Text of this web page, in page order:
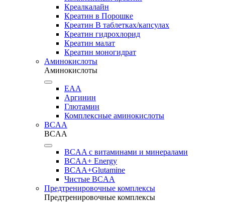
Креалкалайн
Креатин в Порошке
Креатин В таблетках/капсулах
Креатин гидрохлорид
Креатин малат
Креатин моногидрат
Аминокислоты
Аминокислоты
EAA
Аргинин
Глютамин
Комплексные аминокислоты
BCAA
BCAA
BCAA с витаминами и минералами
BCAA+ Energy
BCAA+Glutamine
Чистые BCAA
Предтренировочные комплексы
Предтренировочные комплексы